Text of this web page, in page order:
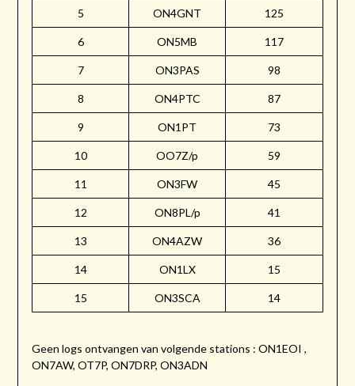
5 ON4GNT 125
6 ON5MB 117
7 ON3PAS 98
8 ON4PTC 87
9 ON1PT 73
10 OO7Z/p 59
11 ON3FW 45
12 ON8PL/p 41
13 ON4AZW 36
14 ON1LX 15
15 ON3SCA 14
Geen logs ontvangen van volgende stations : ON1EOI ,
ON7AW, OT7P, ON7DRP, ON3ADN